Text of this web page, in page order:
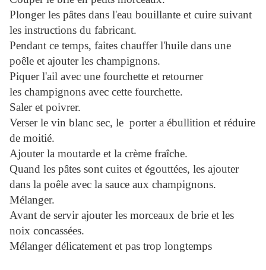
Plonger les pâtes dans l'eau bouillante et cuire suivant
les instructions du fabricant.
Pendant ce temps, faites chauffer l'huile dans une
poêle et ajouter les champignons.
Piquer l'ail avec une fourchette et retourner
les champignons avec cette fourchette.
Saler et poivrer.
Verser le vin blanc sec, le porter a ébullition et réduire
de moitié.
Ajouter la moutarde et la crème fraîche.
Quand les pâtes sont cuites et égouttées, les ajouter
dans la poêle avec la sauce aux champignons.
Mélanger.
Avant de servir ajouter les morceaux de brie et les
noix concassées.
Mélanger délicatement et pas trop longtemps